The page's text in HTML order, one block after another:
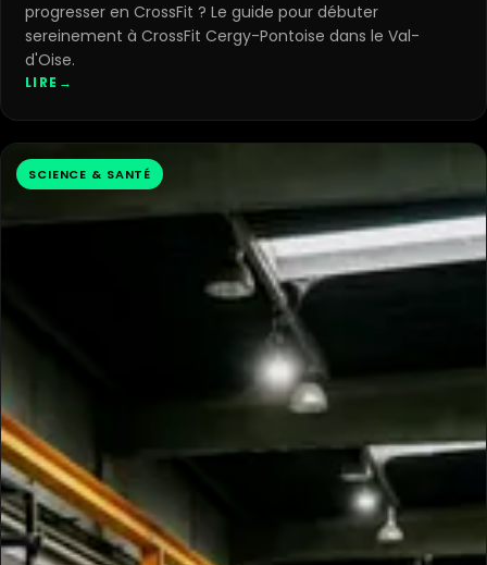
progresser en CrossFit ? Le guide pour débuter
sereinement à CrossFit Cergy-Pontoise dans le Val-
d'Oise.
LIRE →
SCIENCE & SANTÉ